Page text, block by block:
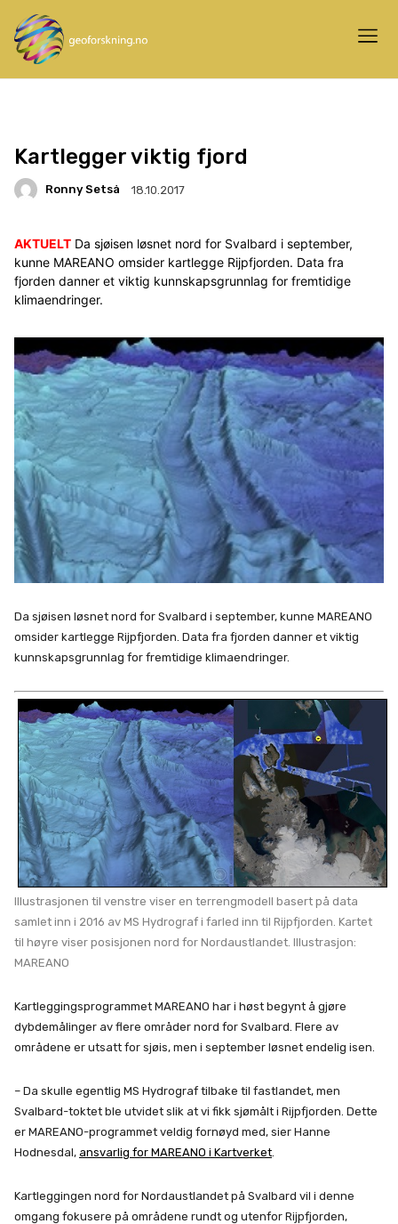
Kartlegger viktig fjord
Ronny Setså 18.10.2017
AKTUELT Da sjøisen løsnet nord for Svalbard i september,
kunne MAREANO omsider kartlegge Rijpfjorden. Data fra
fjorden danner et viktig kunnskapsgrunnlag for fremtidige
klimaendringer.
Da sjøisen løsnet nord for Svalbard i september, kunne MAREANO
omsider kartlegge Rijpfjorden. Data fra fjorden danner et viktig
kunnskapsgrunnlag for fremtidige klimaendringer.
Illustrasjonen til venstre viser en terrengmodell basert på data
samlet inn i 2016 av MS Hydrograf i farled inn til Rijpfjorden. Kartet
til høyre viser posisjonen nord for Nordaustlandet. Illustrasjon:
MAREANO
Kartleggingsprogrammet MAREANO har i høst begynt å gjøre
dybdemålinger av flere områder nord for Svalbard. Flere av
områdene er utsatt for sjøis, men i september løsnet endelig isen.
– Da skulle egentlig MS Hydrograf tilbake til fastlandet, men
Svalbard-toktet ble utvidet slik at vi fikk sjømålt i Rijpfjorden. Dette
er MAREANO-programmet veldig fornøyd med, sier Hanne
Hodnesdal, ansvarlig for MAREANO i Kartverket
Kartleggingen nord for Nordaustlandet på Svalbard vil i denne
omgang fokusere på områdene rundt og utenfor Rijpfjorden,